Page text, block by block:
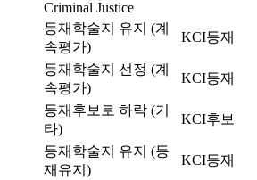
Criminal Justice
등재학술지 유지 (계
속평가)
KCI등재
등재학술지 선정 (계
속평가)
KCI등재
등재후보로 하락 (기
타)
KCI후보
등재학술지 유지 (등
재유지)
KCI등재